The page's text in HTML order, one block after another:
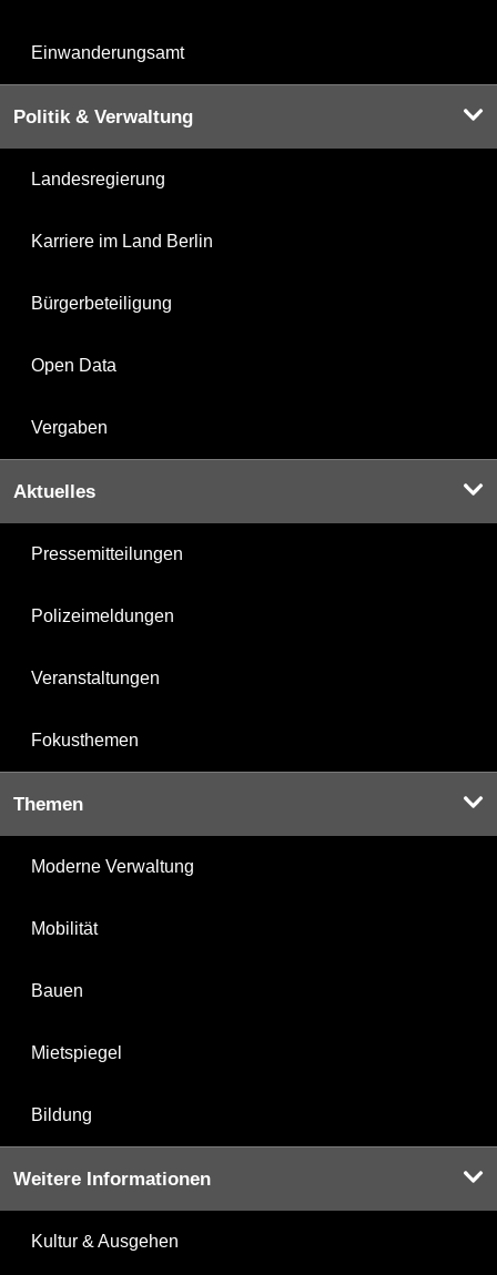
Einwanderungsamt
Politik & Verwaltung
Landesregierung
Karriere im Land Berlin
Bürgerbeteiligung
Open Data
Vergaben
Aktuelles
Pressemitteilungen
Polizeimeldungen
Veranstaltungen
Fokusthemen
Themen
Moderne Verwaltung
Mobilität
Bauen
Mietspiegel
Bildung
Weitere Informationen
Kultur & Ausgehen